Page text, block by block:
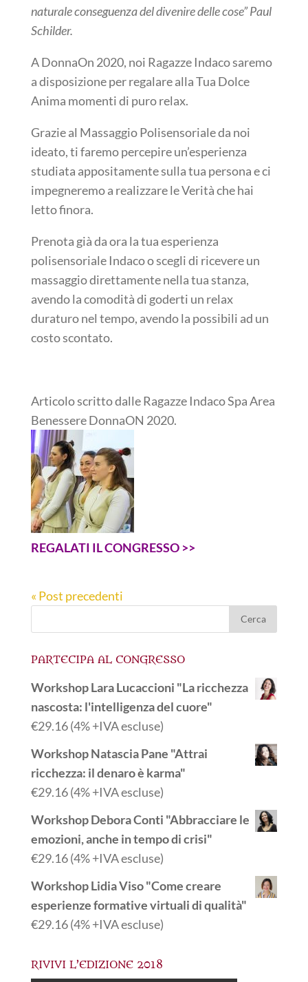
naturale conseguenza del divenire delle cose” Paul
Schilder.
A DonnaOn 2020, noi Ragazze Indaco saremo
a disposizione per regalare alla Tua Dolce
Anima momenti di puro relax.
Grazie al Massaggio Polisensoriale da noi
ideato, ti faremo percepire un’esperienza
studiata appositamente sulla tua persona e ci
impegneremo a realizzare le Verità che hai
letto finora.
Prenota già da ora la tua esperienza
polisensoriale Indaco o scegli di ricevere un
massaggio direttamente nella tua stanza,
avendo la comodità di goderti un relax
duraturo nel tempo, avendo la possibili ad un
costo scontato.
Articolo scritto dalle Ragazze Indaco Spa Area
Benessere DonnaON 2020.
REGALATI IL CONGRESSO >>
« Post precedenti
PARTECIPA AL CONGRESSO
Workshop Lara Lucaccioni "La ricchezza
nascosta: l'intelligenza del cuore"
€29.16(4% +IVA escluse)
Workshop Natascia Pane "Attrai
ricchezza: il denaro è karma"
€29.16(4% +IVA escluse)
Workshop Debora Conti "Abbracciare le
emozioni, anche in tempo di crisi"
€29.16(4% +IVA escluse)
Workshop Lidia Viso "Come creare
esperienze formative virtuali di qualità"
€29.16(4% +IVA escluse)
RIVIVI L’EDIZIONE 2018